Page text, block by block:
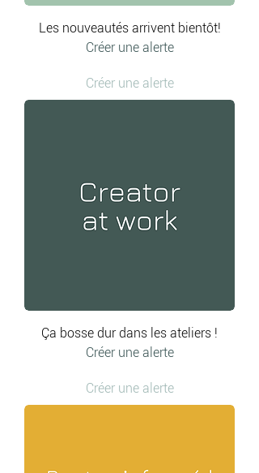
Les nouveautés arrivent bientôt!
Créer une alerte
Créer une alerte
Ça bosse dur dans les ateliers !
Créer une alerte
Créer une alerte